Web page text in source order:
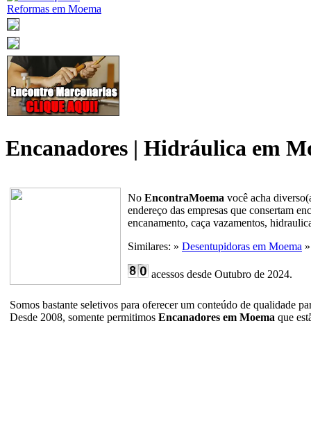
Encanadores | Hidráulica em
No EncontraMoema você acha
endereço das empresas que consertam
encanamento, caça vazamentos,
Similares: » Desentupidoras em Moema
acessos desde Outubro de 2024.
Somos bastante seletivos para oferecer um conteúdo de qualidade
Desde 2008, somente permitimos Encanadores em Moema que